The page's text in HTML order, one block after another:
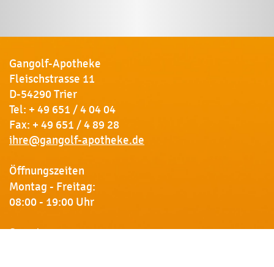
Gangolf-Apotheke
Fleischstrasse 11
D-54290 Trier
Tel: + 49 651 / 4 04 04
Fax: + 49 651 / 4 89 28
ihre@gangolf-apotheke.de
Öffnungszeiten
Montag - Freitag:
08:00 - 19:00 Uhr
Samstag: